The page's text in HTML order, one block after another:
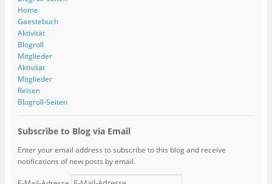
Home
Gaestebuch
Aktivität
Blogroll
Mitglieder
Aktivität
Mitglieder
Reisen
Blogroll-Seiten
Subscribe to Blog via Email
Enter your email address to subscribe to this blog and receive
notifications of new posts by email.